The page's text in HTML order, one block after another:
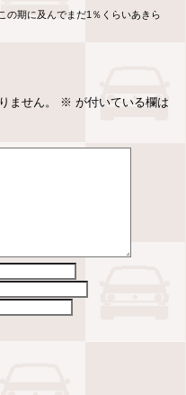
の期に及んでまだ1％くらいあきら
ません。
※ が付いている欄は